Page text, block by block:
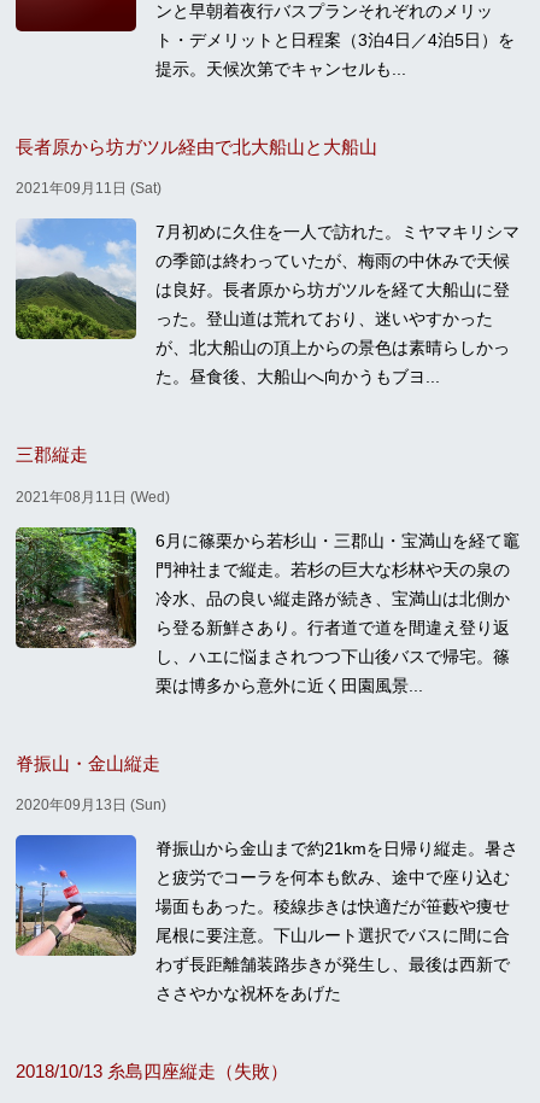
ンと早朝着夜行バスプランそれぞれのメリッ
ト・デメリットと日程案（3泊4日／4泊5日）を
提示。天候次第でキャンセルも...
長者原から坊ガツル経由で北大船山と大船山
2021年09月11日 (Sat)
7月初めに久住を一人で訪れた。ミヤマキリシマ
の季節は終わっていたが、梅雨の中休みで天候
は良好。長者原から坊ガツルを経て大船山に登
った。登山道は荒れており、迷いやすかった
が、北大船山の頂上からの景色は素晴らしかっ
た。昼食後、大船山へ向かうもブヨ...
三郡縦走
2021年08月11日 (Wed)
6月に篠栗から若杉山・三郡山・宝満山を経て竈
門神社まで縦走。若杉の巨大な杉林や天の泉の
冷水、品の良い縦走路が続き、宝満山は北側か
ら登る新鮮さあり。行者道で道を間違え登り返
し、ハエに悩まされつつ下山後バスで帰宅。篠
栗は博多から意外に近く田園風景...
脊振山・金山縦走
2020年09月13日 (Sun)
脊振山から金山まで約21kmを日帰り縦走。暑さ
と疲労でコーラを何本も飲み、途中で座り込む
場面もあった。稜線歩きは快適だが笹藪や痩せ
尾根に要注意。下山ルート選択でバスに間に合
わず長距離舗装路歩きが発生し、最後は西新で
ささやかな祝杯をあげた
2018/10/13 糸島四座縦走（失敗）